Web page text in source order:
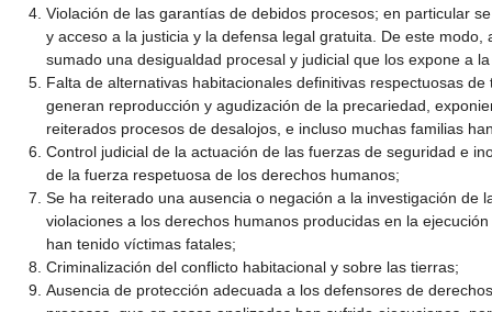
Violación de las garantías de debidos procesos; en particular
y acceso a la justicia y la defensa legal gratuita. De este
sumado una desigualdad procesal y judicial que los expone a
Falta de alternativas habitacionales definitivas respectuosas
generan reproducción y agudización de la precariedad,
reiterados procesos de desalojos, e incluso muchas familias
Control judicial de la actuación de las fuerzas de seguridad e
de la fuerza respetuosa de los derechos humanos;
Se ha reiterado una ausencia o negación a la investigación de
violaciones a los derechos humanos producidas en la
han tenido víctimas fatales;
Criminalización del conflicto habitacional y sobre las tierras;
Ausencia de protección adecuada a los defensores de